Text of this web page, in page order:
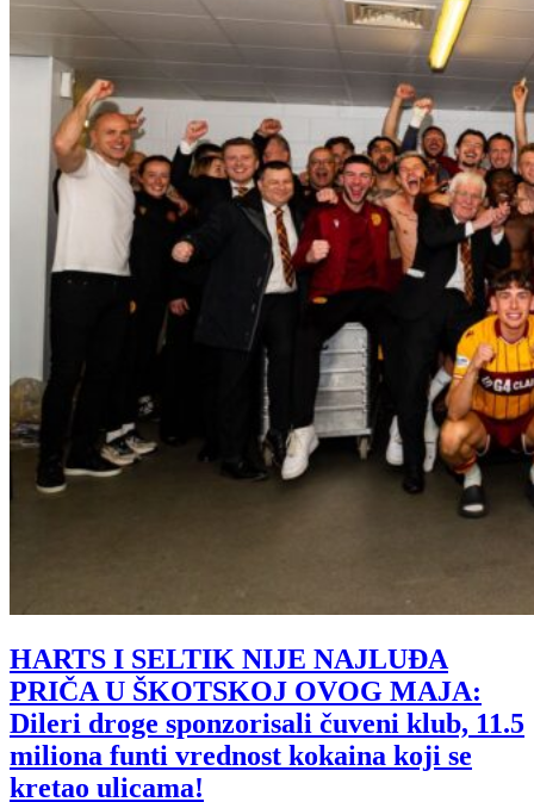
HARTS I SELTIK NIJE NAJLUĐA
PRIČA U ŠKOTSKOJ OVOG MAJA:
Dileri droge sponzorisali čuveni klub, 11.5
miliona funti vrednost kokaina koji se
kretao ulicama!